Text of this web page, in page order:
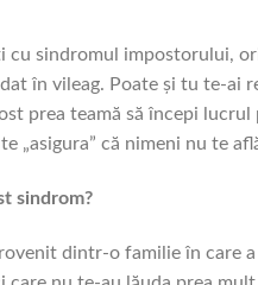
cu sindromul impostorului,
în vileag. Poate și tu te-ai
prea teamă să începi
„asigura” că nimeni nu te
sindrom?
dintr-o familie în care